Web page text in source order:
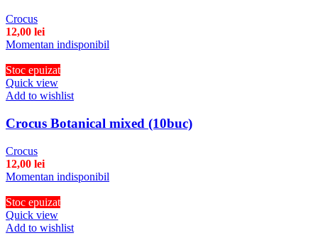
Crocus
12,00 lei
Momentan indisponibil
Stoc epuizat
Quick view
Add to wishlist
Crocus Botanical mixed (10buc)
Crocus
12,00 lei
Momentan indisponibil
Stoc epuizat
Quick view
Add to wishlist